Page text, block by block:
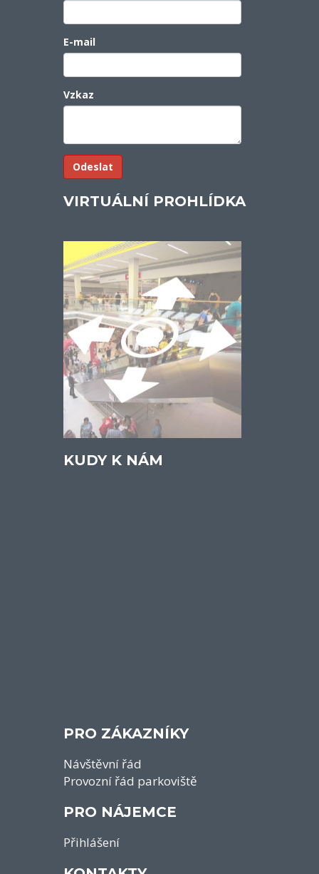
E-mail
Vzkaz
VIRTUÁLNÍ PROHLÍDKA
KUDY K NÁM
PRO ZÁKAZNÍKY
Návštěvní řád
Provozní řád parkoviště
PRO NÁJEMCE
Přihlášení